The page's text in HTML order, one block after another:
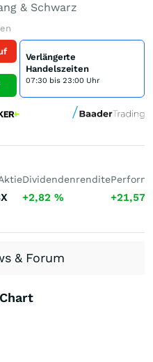
& Schwarz
Verlängerte
Handelszeiten
07:30 bis 23:00 Uhr
Dividendenrendite
+2,82 % +21,57
& Forum